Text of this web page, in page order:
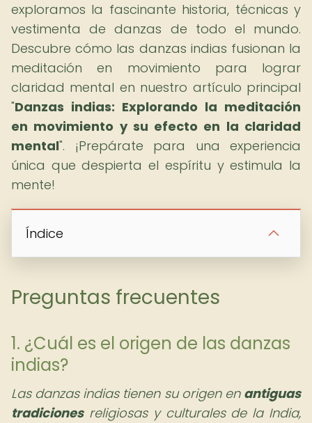
exploramos la fascinante historia, técnicas y
vestimenta de danzas de todo el mundo.
Descubre cómo las danzas indias fusionan la
meditación en movimiento para lograr
claridad mental en nuestro artículo principal
"Danzas indias: Explorando la meditación
en movimiento y su efecto en la claridad
mental". ¡Prepárate para una experiencia
única que despierta el espíritu y estimula la
mente!
Índice
Preguntas frecuentes
1. ¿Cuál es el origen de las danzas
indias?
Las danzas indias tienen su origen en antiguas
tradicionesreligiosas y culturales de la India,